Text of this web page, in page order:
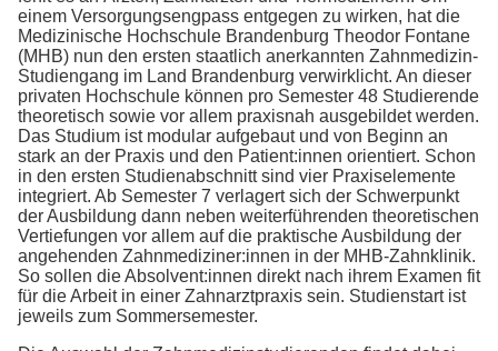
einem Versorgungsengpass entgegen zu wirken, hat die
Medizinische Hochschule Brandenburg Theodor Fontane
(MHB) nun den ersten staatlich anerkannten Zahnmedizin-
Studiengang im Land Brandenburg verwirklicht. An dieser
privaten Hochschule können pro Semester 48 Studierende
theoretisch sowie vor allem praxisnah ausgebildet werden.
Das Studium ist modular aufgebaut und von Beginn an
stark an der Praxis und den Patient:innen orientiert. Schon
in den ersten Studienabschnitt sind vier Praxiselemente
integriert. Ab Semester 7 verlagert sich der Schwerpunkt
der Ausbildung dann neben weiterführenden theoretischen
Vertiefungen vor allem auf die praktische Ausbildung der
angehenden Zahnmediziner:innen in der MHB-Zahnklinik.
So sollen die Absolvent:innen direkt nach ihrem Examen fit
für die Arbeit in einer Zahnarztpraxis sein. Studienstart ist
jeweils zum Sommersemester.